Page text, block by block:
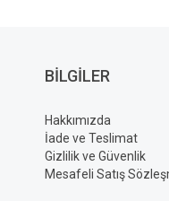
BILGILER
Hakkımızda
İade ve Teslimat
Gizlilik ve Güvenlik
Mesafeli Satış